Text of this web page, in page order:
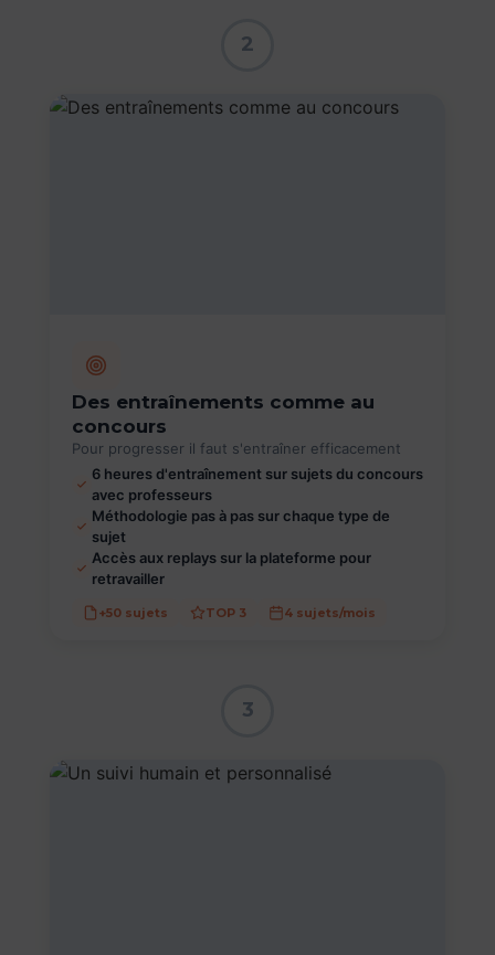
2
Des entraînements comme au
concours
Pour progresser il faut s'entraîner efficacement
6 heures d'entraînement sur sujets du concours
avec professeurs
Méthodologie pas à pas sur chaque type de
sujet
Accès aux replays sur la plateforme pour
retravailler
+50 sujets TOP 3 4 sujets/mois
3